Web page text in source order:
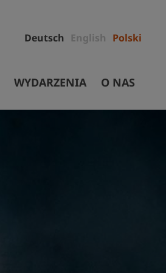
Deutsch English Polski
WYDARZENIA O NAS